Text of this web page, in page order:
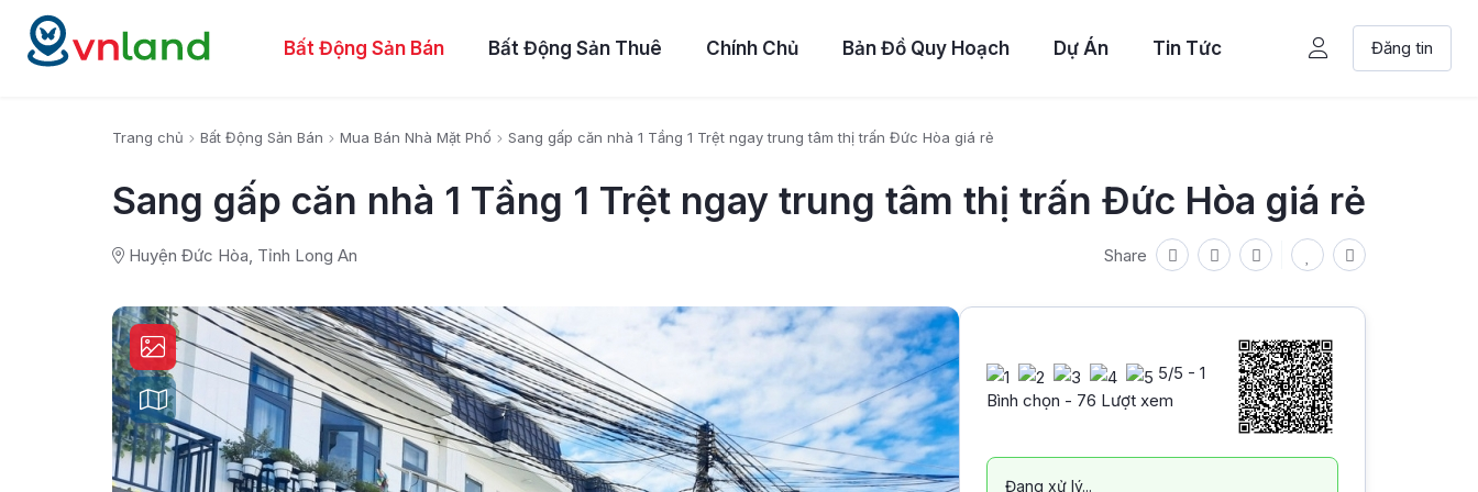
Bất Động Sản Bán Bất Động Sản Thuê Chính Chủ Bản Đồ Quy Hoạch Dự Án Tin Tức Đăng tin
Trang chủ Bất Động Sản Bán Mua Bán Nhà Mặt Phố Sang gấp căn nhà 1 Tầng 1 Trệt ngay trung tâm thị trấn Đức Hòa giá rẻ
Sang gấp căn nhà 1 Tầng 1 Trệt ngay trung tâm thị trấn Đức Hòa giá rẻ
Huyện Đức Hòa, Tỉnh Long An Share
5/5 - 1
Bình chọn - 76 Lượt xem
Đang xử lý...